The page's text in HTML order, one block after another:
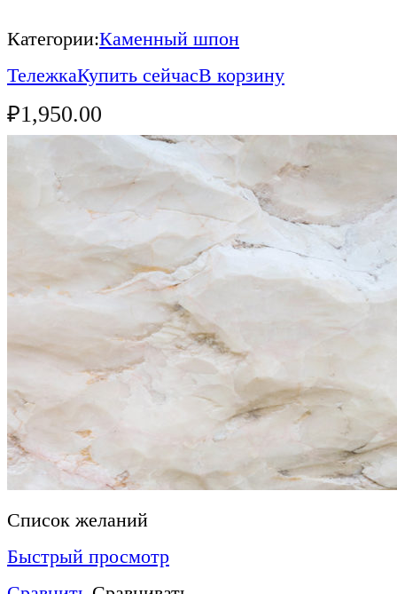
Категории:Каменный шпон
ТележкаКупить сейчасВ корзину
₽1,950.00
Список желаний
Быстрый просмотр